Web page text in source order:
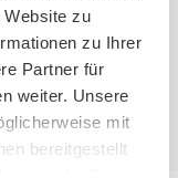
Website zu
zu Ihrer
Partner für
weiter. Unsere
mit
bereitgestellt